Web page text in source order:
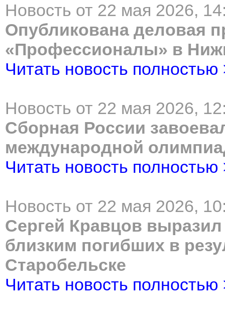
Новость от 22 мая 2026,
Опубликована деловая
«Профессионалы» в
Читать новость полностью
Новость от 22 мая 2026,
Сборная России
международной
Читать новость полностью
Новость от 22 мая 2026,
Сергей Кравцов
близким погибших в
Старобельске
Читать новость полностью